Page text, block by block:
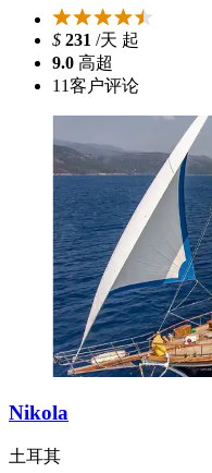
$ 231 /天 起
9.0 高超
11客户评论
Nikola
土耳其